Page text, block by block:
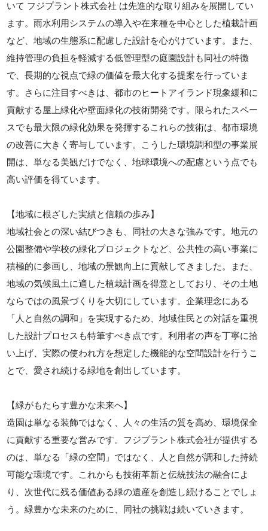
いて フジプラント株式会社 は先進的な取り組みを展開してい
ます。雨水利用システムの導入や在来種を中心とした植栽計画
など、地域の生態系に配慮した設計を心がけています。また、
維持管理の負担を軽減する低管理型の庭園設計も同社の特徴
で、長期的な視点で緑の価値を最大化する提案を行っていま
す。さらに注目すべきは、都市のヒートアイランド現象緩和に
貢献する屋上緑化や壁面緑化の技術開発です。限られたスペー
スでも最大限の緑化効果を発揮するこれらの技術は、都市環境
の改善に大きく寄与しています。こうした環境調和型の事業展
開は、単なる美観だけでなく、地球環境への配慮という点でも
高い評価を得ています。
【地域に根ざした実績と信頼の歩み】
地域社会との深い結びつきも、同社の大きな強みです。地元の
公園整備や学校の緑化プロジェクトなど、公共性の高い事業に
積極的に参画し、地域の景観向上に貢献してきました。また、
地域の気候風土に適した植栽計画を得意としており、その土地
ならではの風景づくりを大切にしています。企業理念にある
「人と自然の調和」を実現するため、地域住民との対話を重視
した設計プロセスも特筆すべき点です。利用者の声を丁寧に拾
い上げ、実際の使われ方を想定した機能的な空間設計を行うこ
とで、愛され続ける緑地を創出しています。
【緑がもたらす豊かな未来へ】
造園は単なる装飾ではなく、人々の生活の質を高め、環境保全
に貢献する重要な営みです。フジプラント株式会社が提供する
のは、単なる「緑の空間」ではなく、人と自然が調和した持続
可能な環境です。これからも技術革新と伝統技法の融合によ
り、次世代に残る価値ある緑の遺産を創造し続けることでしょ
う。緑豊かな未来のために、同社の挑戦は続いていきます。